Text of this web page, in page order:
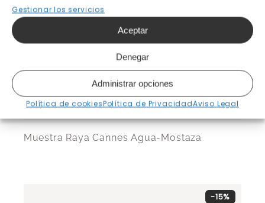
Gestionar los servicios
Aceptar
Denegar
Administrar opciones
Política de cookiesPolítica de PrivacidadAviso Legal
Muestra Raya Cannes Agua-Mostaza
-15%